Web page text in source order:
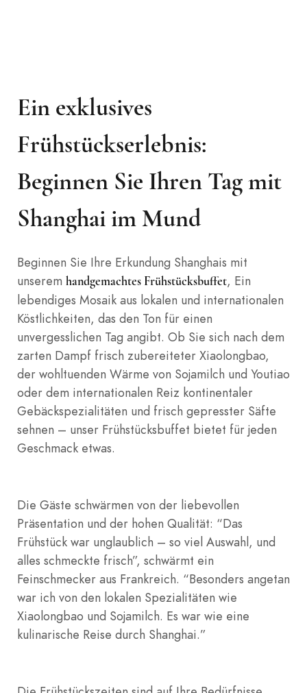
Ein exklusives
Frühstückserlebnis:
Beginnen Sie Ihren Tag mit
Shanghai im Mund
Beginnen Sie Ihre Erkundung Shanghais mit
unserem handgemachtes Frühstücksbuffet, Ein
lebendiges Mosaik aus lokalen und internationalen
Köstlichkeiten, das den Ton für einen
unvergesslichen Tag angibt. Ob Sie sich nach dem
zarten Dampf frisch zubereiteter Xiaolongbao,
der wohltuenden Wärme von Sojamilch und Youtiao
oder dem internationalen Reiz kontinentaler
Gebäckspezialitäten und frisch gepresster Säfte
sehnen – unser Frühstücksbuffet bietet für jeden
Geschmack etwas.
Die Gäste schwärmen von der liebevollen
Präsentation und der hohen Qualität: “Das
Frühstück war unglaublich – so viel Auswahl, und
alles schmeckte frisch”, schwärmt ein
Feinschmecker aus Frankreich. “Besonders angetan
war ich von den lokalen Spezialitäten wie
Xiaolongbao und Sojamilch. Es war wie eine
kulinarische Reise durch Shanghai.”